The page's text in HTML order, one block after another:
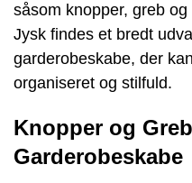
såsom knopper, greb
Jysk findes et bredt
garderobeskabe, der
organiseret og stilfuld.
Knopper og
Garderobeskabe